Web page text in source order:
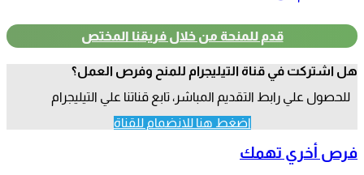
قدم للمنحة من خلال فريقنا المختص
هل اشتركت في قناة التيليجرام للمنح وفرص العمل؟
للحصول علي رابط التقديم المباشر، تابع قناتنا علي التيليجرام
اضغط هنا للانضمام للقناة
فرص أخري تهمك